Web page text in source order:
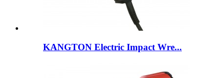
KANGTON Electric Impact Wre...